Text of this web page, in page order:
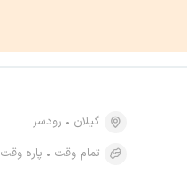
گیلان
رودسر
تمام وقت
پاره وقت